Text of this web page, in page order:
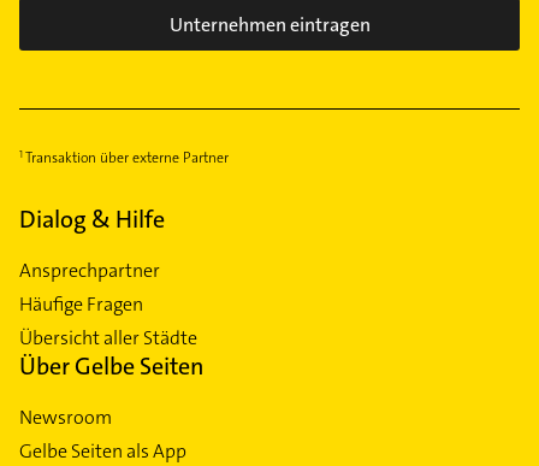
Unternehmen eintragen
Transaktion über externe Partner
Dialog & Hilfe
Ansprechpartner
Häufige Fragen
Übersicht aller Städte
Über Gelbe Seiten
Newsroom
Gelbe Seiten als App